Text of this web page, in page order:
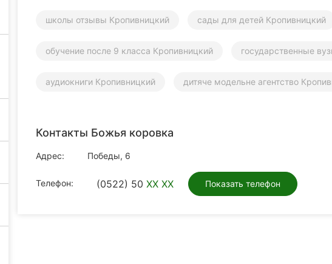
школы отзывы Кропивницкий сады для детей Кропивницкий
обучение после 9 класса Кропивницкий государственные
аудиокниги Кропивницкий дитяче модельне агентство
Контакты Божья коровка
Адрес: Победы, 6
Телефон: (0522) 50 XX XX Показать телефон